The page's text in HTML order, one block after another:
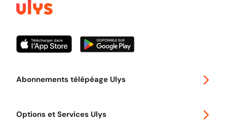
Abonnements télépéage Ulys
Options et Services Ulys